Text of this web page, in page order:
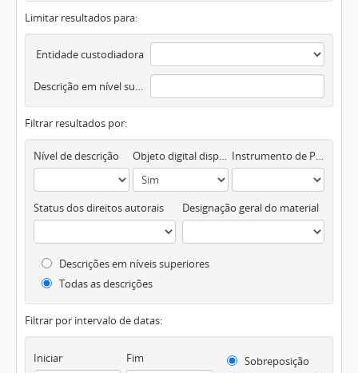
Limitar resultados para:
Entidade custodiadora
Descrição em nível superior
Filtrar resultados por:
Nível de descrição Objeto digital disponível Instrumento de Pesquisa
Status dos direitos autorais Designação geral do material
Descrições em níveis superiores
Todas as descrições
Filtrar por intervalo de datas:
Iniciar Fim
Sobreposição